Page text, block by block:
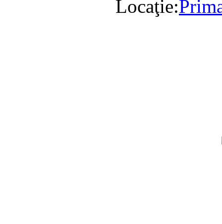
Locaţie: